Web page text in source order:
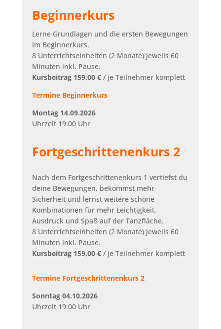
Beginnerkurs
Lerne Grundlagen und die ersten Bewegungen
im Beginnerkurs.
8 Unterrichtseinheiten (2 Monate) jeweils 60
Minuten inkl. Pause.
Kursbeitrag 159,00 € / je Teilnehmer komplett
Termine Beginnerkurs
Montag 14.09.2026
Uhrzeit 19:00 Uhr
Fortgeschrittenenkurs 2
Nach dem Fortgeschrittenenkurs 1 vertiefst du
deine Bewegungen, bekommst mehr
Sicherheit und lernst weitere schöne
Kombinationen für mehr Leichtigkeit,
Ausdruck und Spaß auf der Tanzfläche.
8 Unterrichtseinheiten (2 Monate) jeweils 60
Minuten inkl. Pause.
Kursbeitrag 159,00 € / je Teilnehmer komplett
Termine Fortgeschrittenenkurs 2
Sonntag 04.10.2026
Uhrzeit 19:00 Uhr